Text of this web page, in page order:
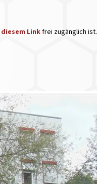
diesem Linkfrei zugänglich ist.